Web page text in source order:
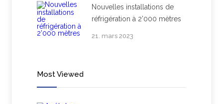
Nouvelles installations de
réfrigération à 2’000 mètres
21. mars 2023
Most Viewed